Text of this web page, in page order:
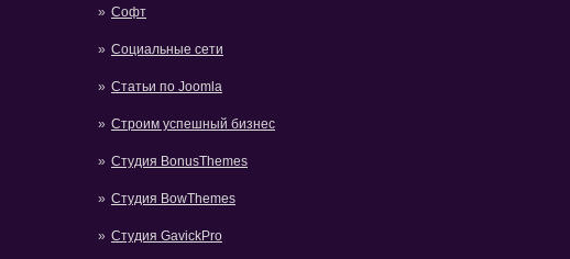
Софт
Социальные сети
Статьи по Joomla
Строим успешный бизнес
Студия BonusThemes
Студия BowThemes
Студия GavickPro